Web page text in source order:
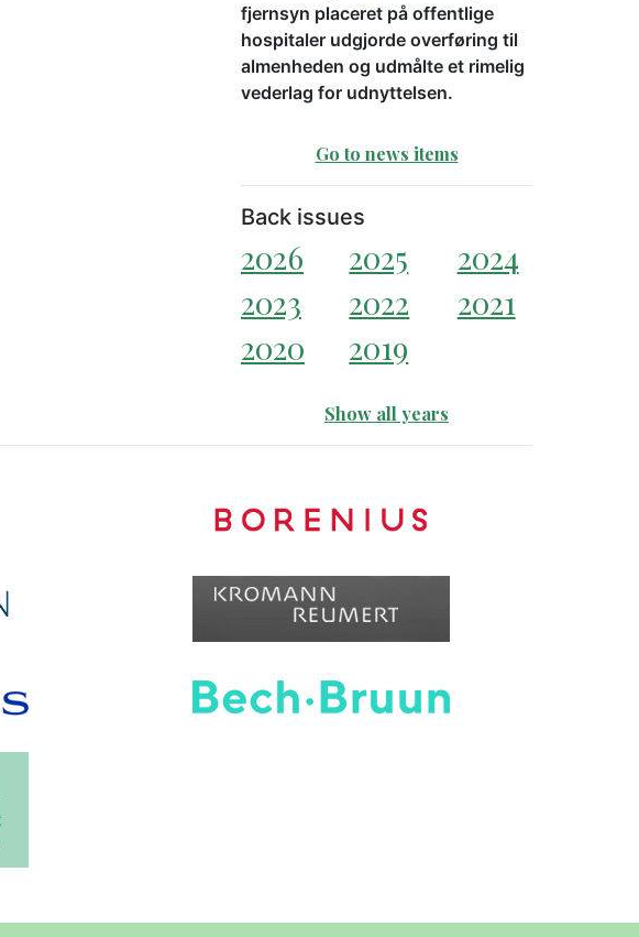
fjernsyn placeret på offentlige
hospitaler udgjorde overføring til
almenheden og udmålte et rimelig
vederlag for udnyttelsen.
Go to news items
Back issues
2026 2025
2024
2023
2022
2021
2020
2019
Show all years